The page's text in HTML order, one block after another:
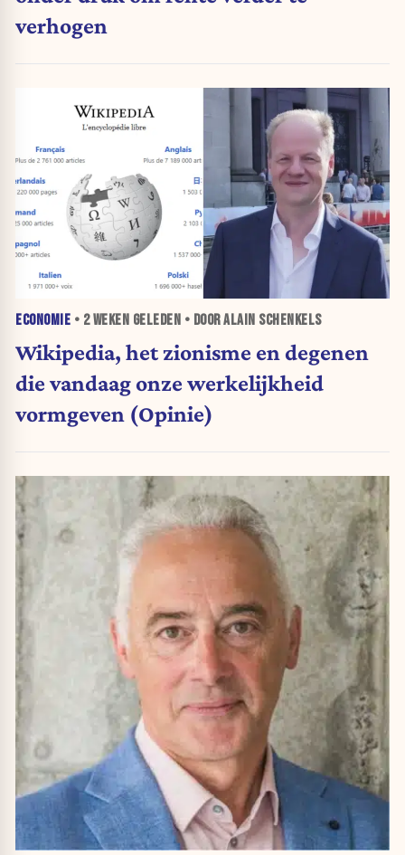
verhogen
ECONOMIE • 2 WEKEN GELEDEN • DOOR ALAIN SCHENKELS
Wikipedia, het zionisme en degenen
die vandaag onze werkelijkheid
vormgeven (Opinie)